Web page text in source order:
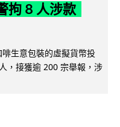
拘 8 人涉款
生意包裝的虛擬貨幣投
，接獲逾 200 宗舉報，涉